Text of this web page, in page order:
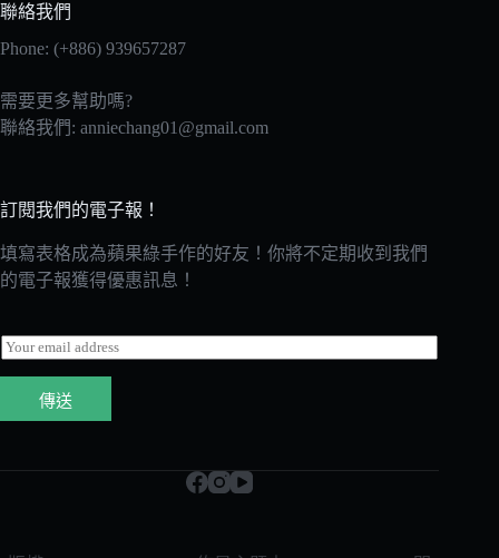
聯絡我們
Phone: (+886) 939657287
需要更多幫助嗎?
聯絡我們: anniechang01@gmail.com
訂閱我們的電子報！
填寫表格成為蘋果綠手作的好友！你將不定期收到我們
的電子報獲得優惠訊息！
E
m
a
l
傳送